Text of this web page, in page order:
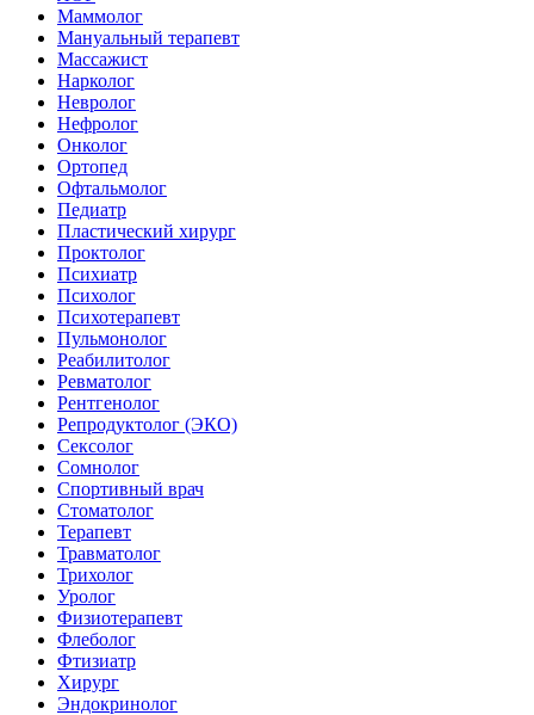
Маммолог
Мануальный терапевт
Массажист
Нарколог
Невролог
Нефролог
Онколог
Ортопед
Офтальмолог
Педиатр
Пластический хирург
Проктолог
Психиатр
Психолог
Психотерапевт
Пульмонолог
Реабилитолог
Ревматолог
Рентгенолог
Репродуктолог (ЭКО)
Сексолог
Сомнолог
Спортивный врач
Стоматолог
Терапевт
Травматолог
Трихолог
Уролог
Физиотерапевт
Флеболог
Фтизиатр
Хирург
Эндокринолог